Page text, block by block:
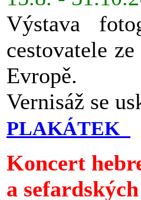
Výstava
cestovatele
Evropě.
Vernisáž se
PLAKÁTEK
Koncert
a